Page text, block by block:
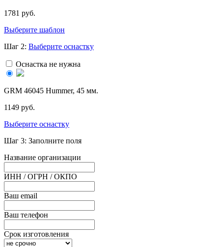
1781 руб.
Выберите шаблон
Шаг 2: Выберите оснастку
Оснастка не нужна
GRМ 46045 Hummer, 45 мм.
1149 руб.
Выберите оснастку
Шаг 3: Заполните поля
Название организации
ИНН / ОГРН / ОКПО
Ваш email
Ваш телефон
Срок изготовления